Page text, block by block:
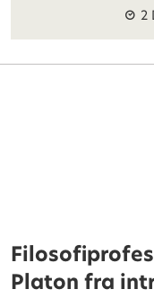
2
Platon fra